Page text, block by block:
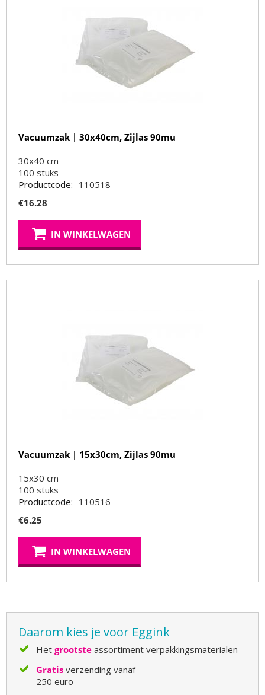
Vacuumzak | 30x40cm, Zijlas 90mu
30x40 cm
100 stuks
Productcode: 110518
€16.28
IN WINKELWAGEN
Vacuumzak | 15x30cm, Zijlas 90mu
15x30 cm
100 stuks
Productcode: 110516
€6.25
IN WINKELWAGEN
Daarom kies je voor Eggink
Het grootste assortiment verpakkingsmaterialen
Gratis verzending vanaf
250 euro